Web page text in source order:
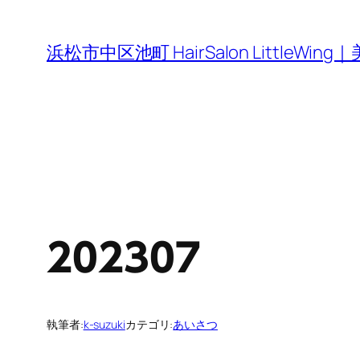
浜松市中区池町 HairSalon LittleWing
202307
執筆者:k-suzukiカテゴリ:あいさつ